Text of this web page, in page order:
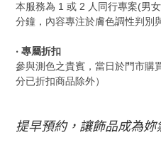
本服務為 1 或 2 人同行專案(男
分鐘，內容專注於膚色調性判別
‧ 專屬折扣
參與測色之貴賓，當日於門市購
分已折扣商品除外）
提早預約，讓飾品成為妳